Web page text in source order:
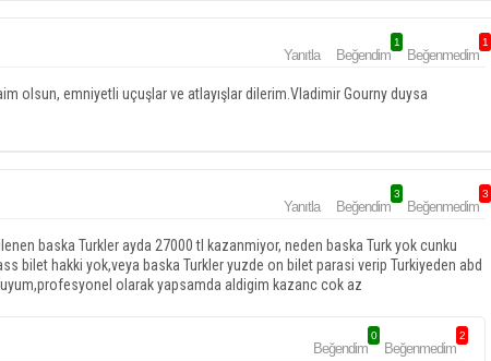
Yanıtla Beğendim
1
Beğenmedim
1
olsun, emniyetli uçuşlar ve atlayışlar dilerim.Vladimir Gourny duysa
Yanıtla Beğendim
3
Beğenmedim
3
baska Turkler ayda 27000 tl kazanmiyor, neden baska Turk yok cunku
bilet hakki yok,veya baska Turkler yuzde on bilet parasi verip Turkiyeden abd
olarak yapsamda aldigim kazanc cok az
Beğendim
0
Beğenmedim
2